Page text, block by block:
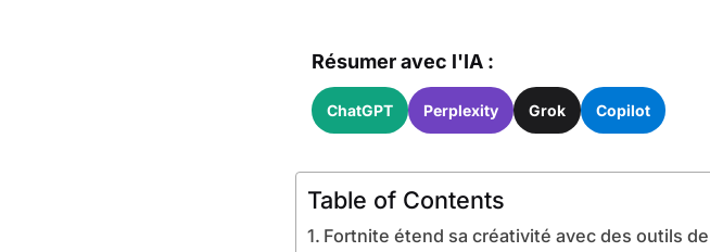
Résumer avec l'IA :
ChatGPT Perplexity Grok Copilot
Table of Contents
Fortnite étend sa créativité avec des outils